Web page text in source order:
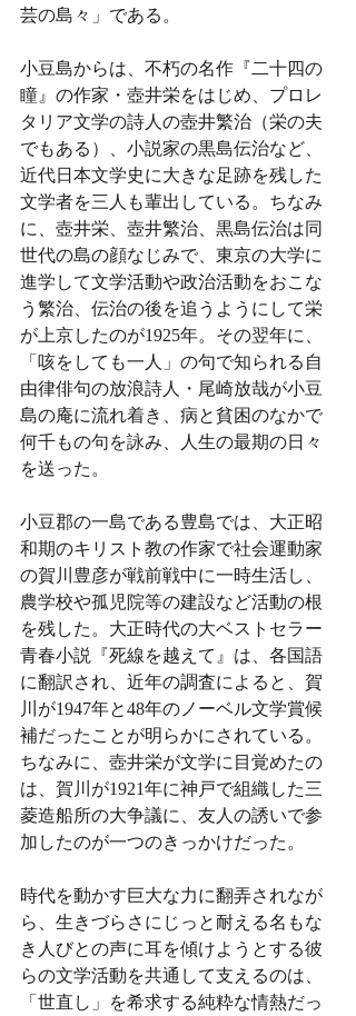
芸の島々」である。
小豆島からは、不朽の名作『二十四の
瞳』の作家・壺井栄をはじめ、プロレ
タリア文学の詩人の壺井繁治（栄の夫
でもある）、小説家の黒島伝治など、
近代日本文学史に大きな足跡を残した
文学者を三人も輩出している。ちなみ
に、壺井栄、壺井繁治、黒島伝治は同
世代の島の顔なじみで、東京の大学に
進学して文学活動や政治活動をおこな
う繁治、伝治の後を追うようにして栄
が上京したのが1925年。その翌年に、
「咳をしても一人」の句で知られる自
由律俳句の放浪詩人・尾崎放哉が小豆
島の庵に流れ着き、病と貧困のなかで
何千もの句を詠み、人生の最期の日々
を送った。
小豆郡の一島である豊島では、大正昭
和期のキリスト教の作家で社会運動家
の賀川豊彦が戦前戦中に一時生活し、
農学校や孤児院等の建設など活動の根
を残した。大正時代の大ベストセラー
青春小説『死線を越えて』は、各国語
に翻訳され、近年の調査によると、賀
川が1947年と48年のノーベル文学賞候
補だったことが明らかにされている。
ちなみに、壺井栄が文学に目覚めたの
は、賀川が1921年に神戸で組織した三
菱造船所の大争議に、友人の誘いで参
加したのが一つのきっかけだった。
時代を動かす巨大な力に翻弄されなが
ら、生きづらさにじっと耐える名もな
き人びとの声に耳を傾けようとする彼
らの文学活動を共通して支えるのは、
「世直し」を希求する純粋な情熱だっ